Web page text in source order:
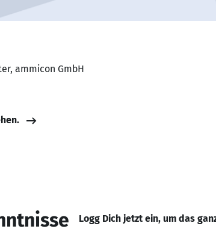
ammicon GmbH
Logg Dich jetzt ein, um das